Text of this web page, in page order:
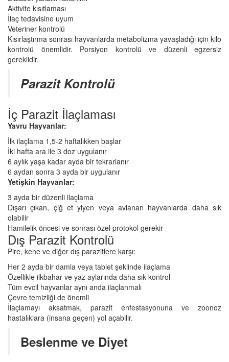
Aktivite kısıtlaması
İlaç tedavisine uyum
Veteriner kontrolü
Kısırlaştırma sonrası hayvanlarda metabolizma yavaşladığı için kilo
kontrolü önemlidir. Porsiyon kontrolü ve düzenli egzersiz
gereklidir.
Parazit Kontrolü
İç Parazit İlaçlaması
Yavru Hayvanlar:
İlk ilaçlama 1,5-2 haftalıkken başlar
İki hafta ara ile 3 doz uygulanır
6 aylık yaşa kadar ayda bir tekrarlanır
6 aydan sonra 3 ayda bir uygulanır
Yetişkin Hayvanlar:
3 ayda bir düzenli ilaçlama
Dışarı çıkan, çiğ et yiyen veya avlanan hayvanlarda daha sık
olabilir
Hamilelik öncesi ve sonrası özel protokol gerekir
Dış Parazit Kontrolü
Pire, kene ve diğer dış parazitlere karşı:
Her 2 ayda bir damla veya tablet şeklinde ilaçlama
Özellikle ilkbahar ve yaz aylarında daha sık kontrol
Tüm evcil hayvanlar aynı anda ilaçlanmalı
Çevre temizliği de önemli
İlaçlamayı aksatmak, parazit enfestasyonuna ve zoonoz
hastalıklara (insana geçen) yol açabilir.
Beslenme ve Diyet